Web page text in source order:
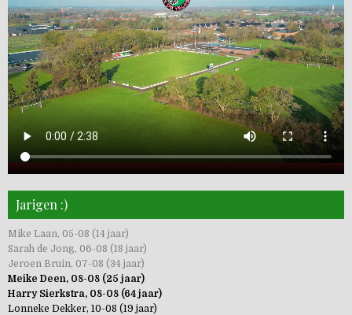
Jarigen :)
Mike Laan, 05-08 (14 jaar)
Sarah de Jong, 06-08 (18 jaar)
Jeroen Bruin, 07-08 (34 jaar)
Meike Deen, 08-08 (25 jaar)
Harry Sierkstra, 08-08 (64 jaar)
Lonneke Dekker, 10-08 (19 jaar)